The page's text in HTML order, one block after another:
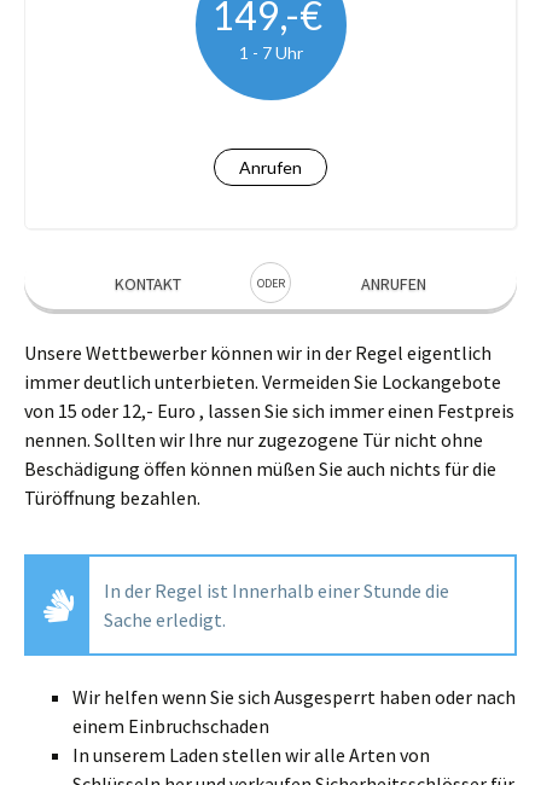
149,-€
1 - 7 Uhr
Anrufen
KONTAKT ODER ANRUFEN
Unsere Wettbewerber können wir in der Regel eigentlich
immer deutlich unterbieten. Vermeiden Sie Lockangebote
von 15 oder 12,- Euro , lassen Sie sich immer einen Festpreis
nennen. Sollten wir Ihre nur zugezogene Tür nicht ohne
Beschädigung öffen können müßen Sie auch nichts für die
Türöffnung bezahlen.
In der Regel ist Innerhalb einer Stunde die
Sache erledigt.
Wir helfen wenn Sie sich Ausgesperrt haben oder nach
einem Einbruchschaden
In unserem Laden stellen wir alle Arten von